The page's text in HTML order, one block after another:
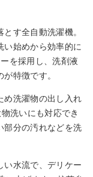
す全自動洗濯機。
い始めから効率的に
を採用し、洗剤液
特徴です。
め洗濯物の出し入れ
洗いにも対応でき
部分の汚れなどを洗
い水流で、デリケー